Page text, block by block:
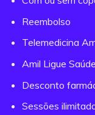
Reembolso
Telemedicina
Amil Ligue Saúde
Desconto
Sessões